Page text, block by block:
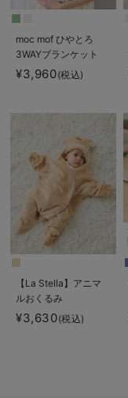
moc mof ひやとろ
3WAYブランケット
¥3,960(税込)
【La Stella】アニマ
ルおくるみ
¥3,630(税込)